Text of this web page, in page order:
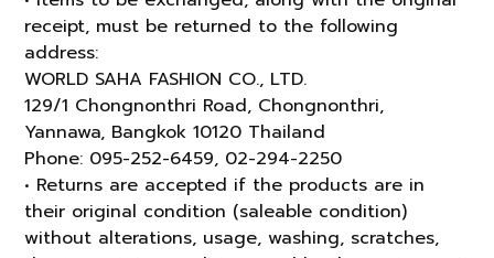
receipt, must be returned to the following
address:
WORLD SAHA FASHION CO., LTD.
129/1 Chongnonthri Road, Chongnonthri,
Yannawa, Bangkok 10120 Thailand
Phone: 095-252-6459, 02-294-2250
• Returns are accepted if the products are in
their original condition (saleable condition)
without alterations, usage, washing, scratches,